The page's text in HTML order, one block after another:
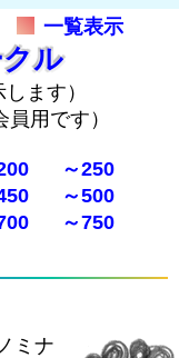
一覧表示
ル
ます）
用です）
～250
～500
～750
ミナ